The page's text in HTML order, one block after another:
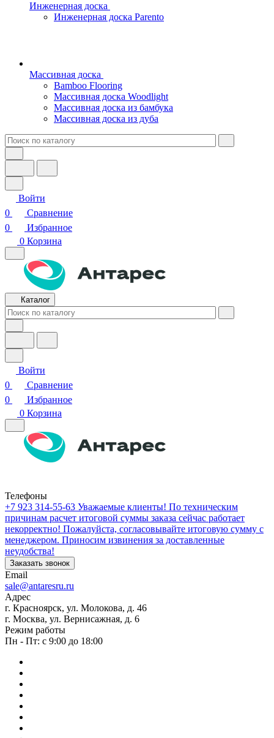
Инженерная доска
Инженерная доска Parento
Массивная доска
Bamboo Flooring
Массивная доска Woodlight
Массивная доска из бамбука
Массивная доска из дуба
Войти
0
Сравнение
0
Избранное
0 Корзина
Каталог
Войти
0
Сравнение
0
Избранное
0 Корзина
Телефоны
+7 923 314-55-63 Уважаемые клиенты! По техническим
причинам расчет итоговой суммы заказа сейчас работает
некорректно! Пожалуйста, согласовывайте итоговую сумму с
менеджером. Приносим извинения за доставленные
неудобства!
Заказать звонок
Email
sale@antaresru.ru
Адрес
г. Красноярск, ул. Молокова, д. 46
г. Москва, ул. Вернисажная, д. 6
Режим работы
Пн - Пт: с 9:00 до 18:00